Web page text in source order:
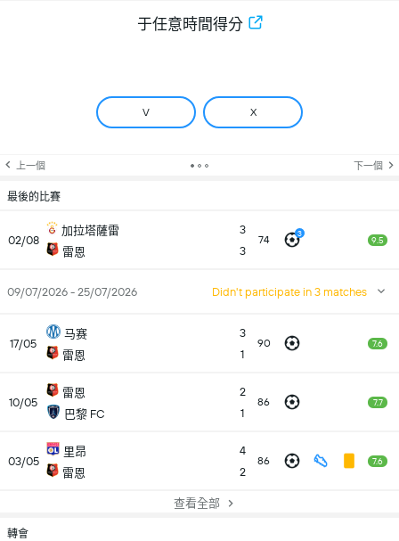
于任意時間得分
V X
上一個 下一個
最後的比賽
02/08
加拉塔薩雷
雷恩
3
3
74 3
9.5
09/07/2026 - 25/07/2026 Didn't participate in 3 matches
17/05
马赛
雷恩
3
1
90 7.6
10/05
雷恩
巴黎 FC
2
1
86 7.7
03/05
里昂
雷恩
4
2
86 7.6
查看全部
轉會